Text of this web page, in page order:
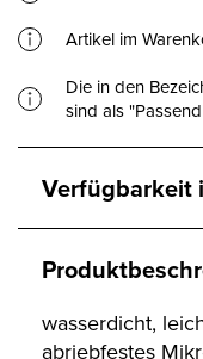
Artikel im
Die in den
sind als
Verfügbarkeit
wasserdicht,
abriebfestes